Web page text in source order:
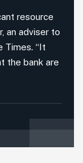
resource
an adviser to
Times. “It
the bank are